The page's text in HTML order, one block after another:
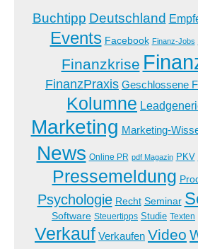
Buchtipp Deutschland
Events Facebook Finanz-Jobs
Finanzkrise
FinanzPraxis Geschlossene
Kolumne
Marketing Marketing-
News Online PR pdf Magazin PKV
Pressemeldung
Psychologie Recht Seminar
Software Steuertipps Studie Texten
Verkauf Verkaufen Video